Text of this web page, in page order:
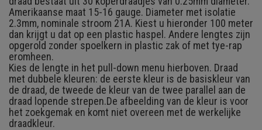
Amerikaanse maat 15-16 gauge. Diameter met isolatie
2.3mm, nominale stroom 21A. Kiest u hieronder 100 meter
dan krijgt u dat op een plastic haspel. Andere lengtes zijn
opgerold zonder spoelkern in plastic zak of met tye-rap
eromheen.
Kies de lengte in het pull-down menu hierboven. Draad
met dubbele kleuren: de eerste kleur is de basiskleur van
de draad, de tweede de kleur van de twee parallel aan de
draad lopende strepen.De afbeelding van de kleur is voor
het zoekgemak en komt niet overeen met de werkelijke
draadkleur.